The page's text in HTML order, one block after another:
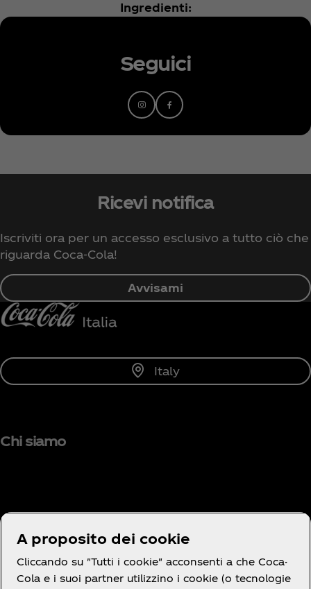
Ingredienti:
Seguici
Ricevi notifica
Iscriviti ora per un accesso esclusivo a tutto ciò che
riguarda Coca‑Cola!
Avvisami
Italy
Chi siamo
Hai bisogno di aiuto?
A proposito dei cookie
Cliccando su "Tutti i cookie" acconsenti a che Coca-
Cola e i suoi partner utilizzino i cookie (o tecnologie